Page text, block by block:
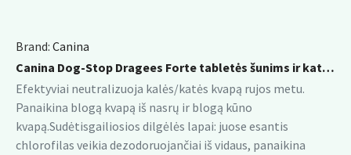
Brand: Canina
Canina Dog-Stop Dragees Forte tabletės šunims ir katėms
Efektyviai neutralizuoja kalės/katės kvapą rujos metu.
Panaikina blogą kvapą iš nasrų ir blogą kūno
kvapą.Sudėtisgailiosios dilgėlės lapai: juose esantis
chlorofilas veikia dezodoruojančiai iš vidaus, panaikina